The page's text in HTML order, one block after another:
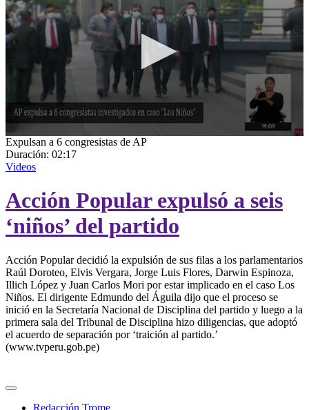
0
seconds
of
2
17
seconds
Expulsan a 6 congresistas de AP
Duración: 02:17
Videos
Acción Popular expulsó a seis
‘niños’ del partido
Acción Popular decidió la expulsión de sus filas a los parlamentarios
Raúl Doroteo, Elvis Vergara, Jorge Luis Flores, Darwin Espinoza,
Illich López y Juan Carlos Mori por estar implicado en el caso Los
Niños. El dirigente Edmundo del Águila dijo que el proceso se
inició en la Secretaría Nacional de Disciplina del partido y luego a la
primera sala del Tribunal de Disciplina hizo diligencias, que adoptó
el acuerdo de separación por ‘traición al partido.’
(www.tvperu.gob.pe)
Redacción Trome